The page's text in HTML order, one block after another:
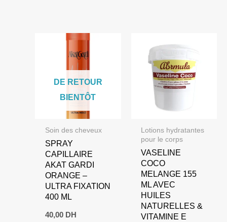
DE RETOUR
BIENTÔT
Soin des cheveux
SPRAY
CAPILLAIRE
AKAT GARDI
ORANGE –
ULTRA FIXATION
400 ML
40,00 DH
Lotions hydratantes
pour le corps
VASELINE
COCO
MELANGE 155
ML AVEC
HUILES
NATURELLES &
VITAMINE E